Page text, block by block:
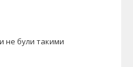
не були такими